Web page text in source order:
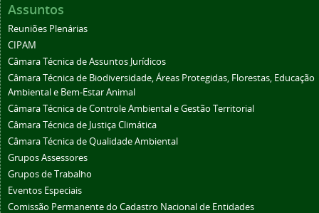
Assuntos
Reuniões Plenárias
CIPAM
Câmara Técnica de Assuntos Jurídicos
Câmara Técnica de Biodiversidade, Áreas Protegidas, Florestas, Educação
Ambiental e Bem-Estar Animal
Câmara Técnica de Controle Ambiental e Gestão Territorial
Câmara Técnica de Justiça Climática
Câmara Técnica de Qualidade Ambiental
Grupos Assessores
Grupos de Trabalho
Eventos Especiais
Comissão Permanente do Cadastro Nacional de Entidades